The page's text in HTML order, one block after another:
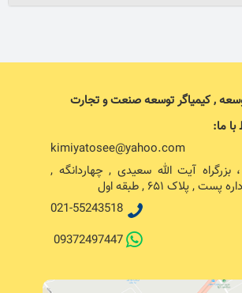
, کیمیاگر توسعه صنعت و تجارت
با ما:
kimiyatosee@yahoo.com
بزرگراه آیت الله سعیدی , چهاردانگه ,
, پلاک ۶۵۱ , طبقه اول
021-55243518
09372497447